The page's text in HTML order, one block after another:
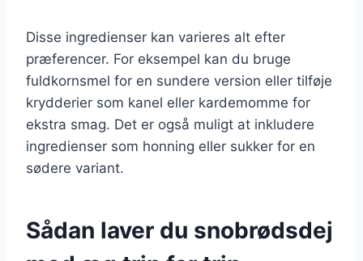
Disse ingredienser kan varieres alt efter
præferencer. For eksempel kan du bruge
fuldkornsmel for en sundere version eller tilføje
krydderier som kanel eller kardemomme for
ekstra smag. Det er også muligt at inkludere
ingredienser som honning eller sukker for en
sødere variant.
Sådan laver du snobrødsdej